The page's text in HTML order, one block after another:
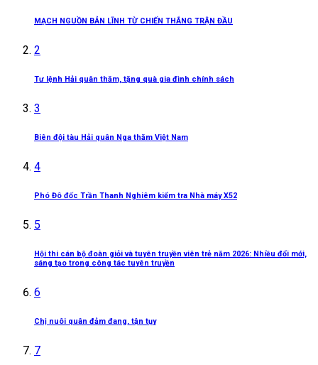
MẠCH NGUỒN BẢN LĨNH TỪ CHIẾN THẮNG TRẬN ĐẦU
2
Tư lệnh Hải quân thăm, tặng quà gia đình chính sách
3
Biên đội tàu Hải quân Nga thăm Việt Nam
4
Phó Đô đốc Trần Thanh Nghiêm kiểm tra Nhà máy X52
5
Hội thi cán bộ đoàn giỏi và tuyên truyền viên trẻ năm 2026: Nhiều đổi mới,
sáng tạo trong công tác tuyên truyền
6
Chị nuôi quân đảm đang, tận tụy
7